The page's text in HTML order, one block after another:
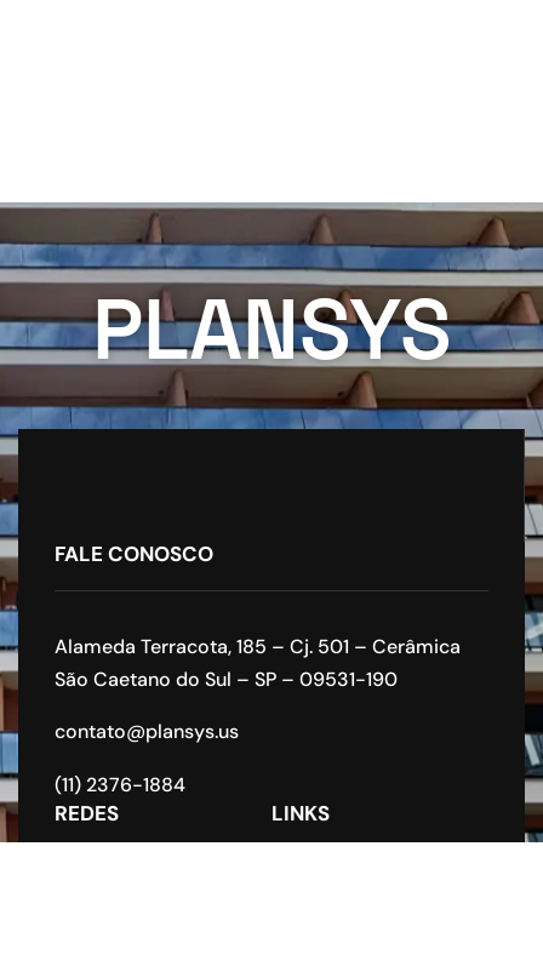
PLANSYS
FALE CONOSCO
Alameda Terracota, 185 – Cj. 501 – Cerâmica
São Caetano do Sul – SP – 09531-190
contato@plansys.us
(11) 2376-1884
REDES LINKS